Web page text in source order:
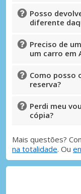
Posso
diferente
Preciso de
um carro em
Como posso
reserva?
Perdi meu
cópia?
Mais questões?
na totalidade. Ou